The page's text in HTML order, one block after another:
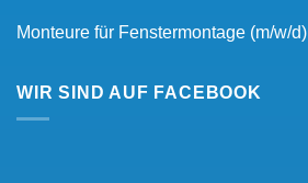
Monteure für Fenstermontage (m/w/d)
WIR SIND AUF FACEBOOK